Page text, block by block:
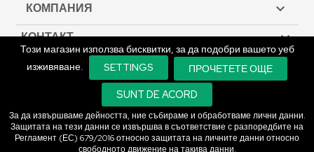
КОМПАНИЯ 
КОНТАКТ 
Този магазин използва бисквитки, за да подобри вашето уеб
изживяване.
SETTINGS
ПРОЧЕТЕТЕ ОЩЕ
SUNT DE ACORD
За да извършваме дейността, ние събираме и обработваме лични данни.
Защитата на тези данни се извършва в съответствие с разпоредбите на
Регламент (ЕС) 679/2016 относно защитата на личните данни относно
свободното движение на такива данни.
© Copyright 2026 Biodeck. All rights reserved.